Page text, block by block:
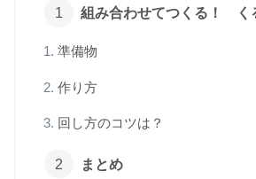
組み合わせてつくる！ く
準備物
作り方
回し方のコツは？
まとめ